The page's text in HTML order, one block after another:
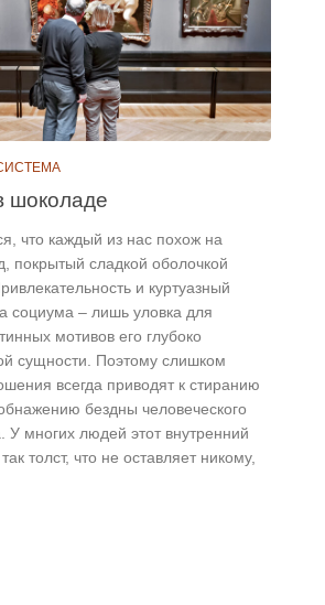
шоколаде
что каждый из нас похож на
покрытый сладкой оболочкой
и куртуазный
социума – лишь уловка для
мотивов его глубоко
сущности. Поэтому слишком
всегда приводят к стиранию
бездны человеческого
У многих людей этот внутренний
толст, что не оставляет никому,